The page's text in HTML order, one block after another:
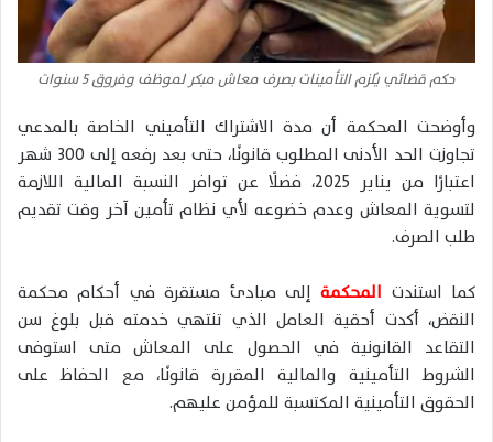
حكم قضائي يُلزم التأمينات بصرف معاش مبكر لموظف وفروق 5 سنوات
وأوضحت المحكمة أن مدة الاشتراك التأميني الخاصة بالمدعي
تجاوزت الحد الأدنى المطلوب قانونًا، حتى بعد رفعه إلى 300 شهر
اعتبارًا من يناير 2025، فضلًا عن توافر النسبة المالية اللازمة
لتسوية المعاش وعدم خضوعه لأي نظام تأمين آخر وقت تقديم
طلب الصرف.
كما استندت المحكمة إلى مبادئ مستقرة في أحكام محكمة
النقض، أكدت أحقية العامل الذي تنتهي خدمته قبل بلوغ سن
التقاعد القانونية في الحصول على المعاش متى استوفى
الشروط التأمينية والمالية المقررة قانونًا، مع الحفاظ على
الحقوق التأمينية المكتسبة للمؤمن عليهم.